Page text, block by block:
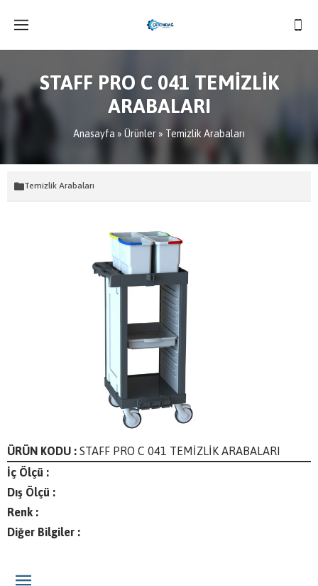
STAFF PRO C 041 TEMİZLİK
ARABALARI
Anasayfa » Ürünler » Temizlik Arabaları
Temizlik Arabaları
ÜRÜN KODU : STAFF PRO C 041 TEMİZLİK ARABALARI
İç Ölçü :
Dış Ölçü :
Renk :
Diğer Bilgiler :